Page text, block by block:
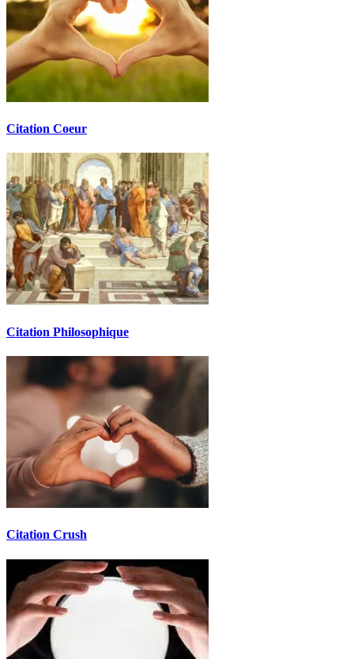
Citation Coeur
Citation Philosophique
Citation Crush